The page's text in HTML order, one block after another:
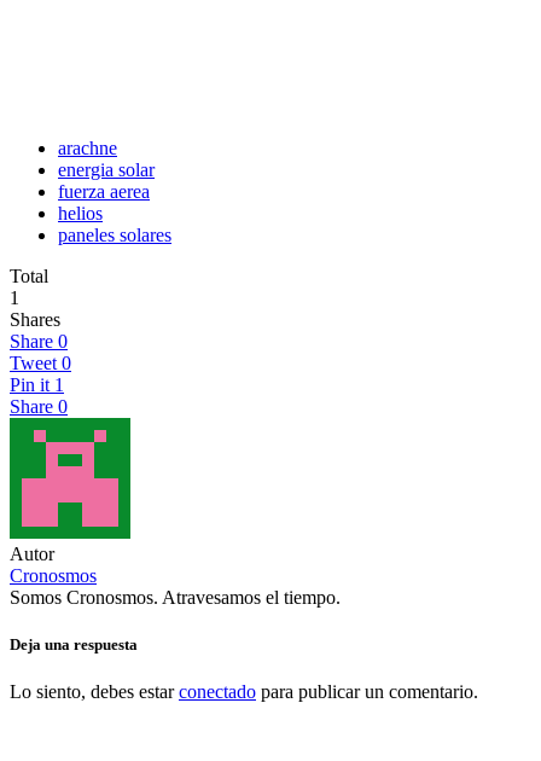
arachne
energia solar
fuerza aerea
helios
paneles solares
Total
1
Shares
Share 0
Tweet 0
Pin it 1
Share 0
Autor
Cronosmos
Somos Cronosmos. Atravesamos el tiempo.
Deja una respuesta
Lo siento, debes estarconectado para publicar un comentario.